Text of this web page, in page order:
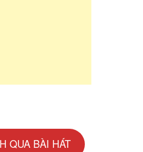
QUA BÀI HÁT